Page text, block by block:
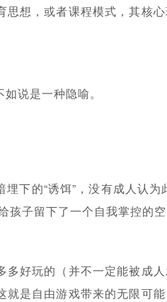
想，或者课程模式，其核
说是一种隐喻。
下的“诱饵”，没有成人认为
子留下了一个自我掌控的空
好玩的（并不一定能被成
是自由游戏带来的无限可